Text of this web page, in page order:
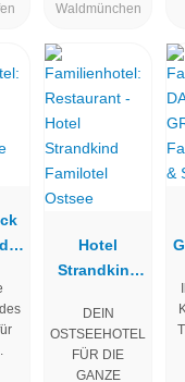
Waldmünchen
Hotel
Strandkind
Ostsee
DEIN
OSTSEEHOTEL
FÜR DIE
GANZE